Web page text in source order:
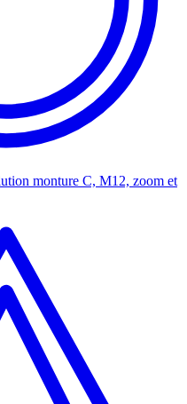
monture C, M12, zoom et